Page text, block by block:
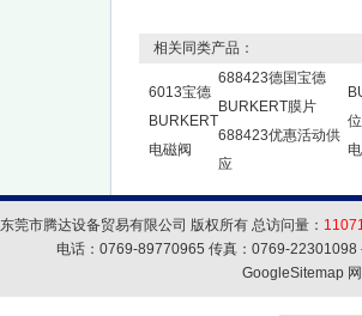
相关同类产品：
6013宝德
BURKERT
电磁阀
688423德国宝德
BURKERT膜片
688423优惠活动供
应
东莞市腾达设备贸易有限公司 版权所有 总访问量：
电话：0769-89770965 传真：0769-
GoogleSitemap网